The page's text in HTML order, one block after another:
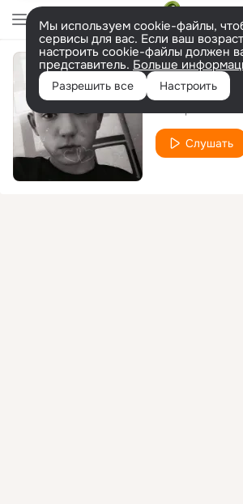
Мы используем cookie-файлы,
сервисы для вас. Если ваш
настроить cookie-файлы должен
представитель. Больше
Разрешить все Настроить
Украла
Слушать